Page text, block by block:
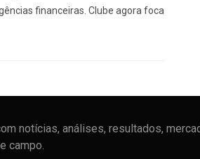
financeiras. Clube agora foca
notícias, análises, resultados,
campo.